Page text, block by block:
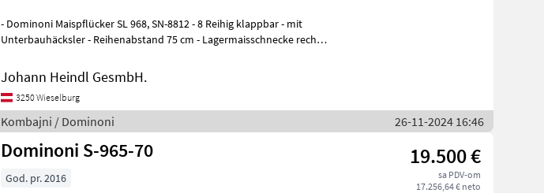
- Dominoni Maispflücker SL 968, SN-8812 - 8 Reihig klappbar - mit
Unterbauhäcksler - Reihenabstand 75 cm - Lagermaisschnecke rechts
Johann Heindl GesmbH.
3250 Wieselburg
Kombajni / Dominoni 26-11-2024 16:46
Dominoni S-965-70 19.500 €
sa PDV-om
17.256,64 € neto
God. pr. 2016